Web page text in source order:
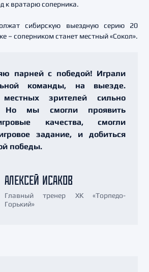
к вратарю соперника.
сибирскую выездную серию 20
– соперником станет местный «Сокол».
парней с победой! Играли
команды, на выезде.
зрителей сильно
Но мы смогли проявить
качества, смогли
задание, и добиться
победы.
АЛЕКСЕЙ ИСАКОВ
Главный тренер ХК «Торпедо-
Горький»